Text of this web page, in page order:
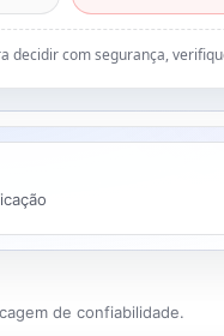
decidir com segurança,
de confiabilidade.